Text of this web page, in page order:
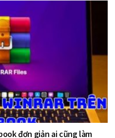
đơn giản ai cũng làm